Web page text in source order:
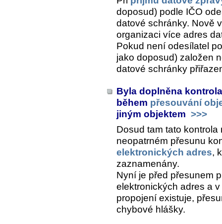
doposud) podle IČO
datové schránky. Nově
organizaci více adres
Pokud není odesílatel
jako doposud) založen
datové schránky
Byla doplněna
během přesouvání
jiným objektem >>>
Dosud tam tato
neopatrném přesunu
elektronických adres,
zaznamenány.
Nyní je před přesunem
elektronických adres a
propojení existuje,
chybové hlášky.